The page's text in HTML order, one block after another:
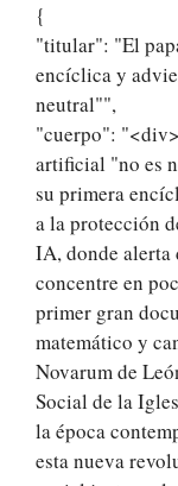
{
"titular": "El
encíclica y
neutral"",
"cuerpo":
artificial "no es
su primera
a la protección
IA, donde alerta
concentre en
primer gran
matemático y
Novarum de
Social de la
la época
esta nueva